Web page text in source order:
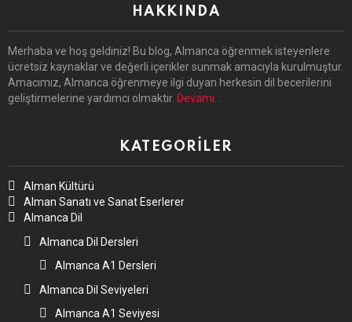
HAKKINDA
Merhaba ve hoş geldiniz! Bu blog, Almanca öğrenmek isteyenlere
ücretsiz kaynaklar ve değerli içerikler sunmak amacıyla kurulmuştur.
Amacımız, Almanca öğrenmeye ilgi duyan herkesin dil becerilerini
geliştirmelerine yardımcı olmaktır. Devamı…
KATEGORILER
Alman Kültürü
Alman Sanatı ve Sanat Eserlerer
Almanca Dil
Almanca Dil Dersleri
Almanca A1 Dersleri
Almanca Dil Seviyeleri
Almanca A1 Seviyesi